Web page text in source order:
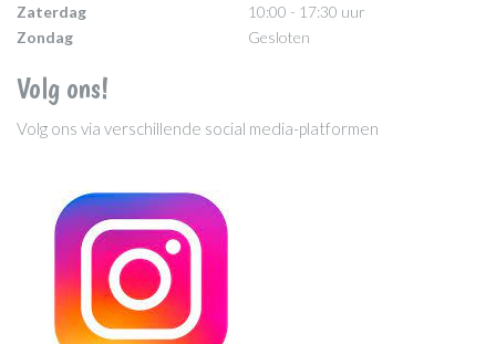
Zaterdag
10:00 - 17:30 uur
Zondag
Gesloten
Volg ons!
Volg ons via verschillende social media-platformen